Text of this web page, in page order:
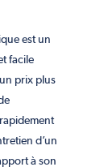
est un
facile
prix plus
d’un
à son